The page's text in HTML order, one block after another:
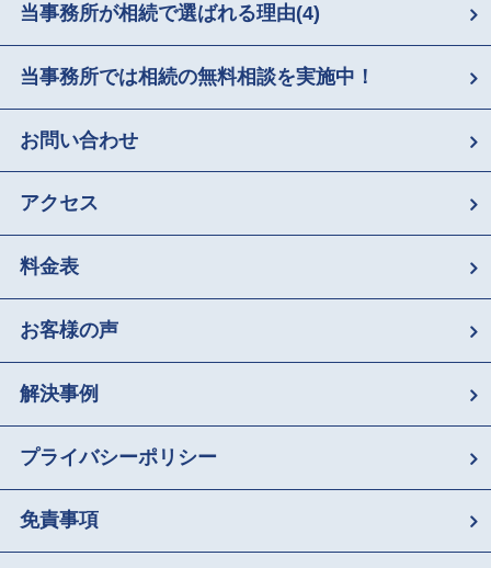
当事務所が相続で選ばれる理由(4)
当事務所では相続の無料相談を実施中！
お問い合わせ
アクセス
料金表
お客様の声
解決事例
プライバシーポリシー
免責事項